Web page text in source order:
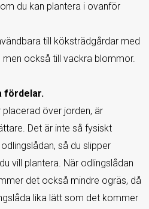
du kan plantera i ovanför
till köksträdgårdar med
också till vackra blommor.
fördelar.
över jorden, är
Det är inte så fysiskt
så du slipper
vill plantera. När odlingslådan
det också mindre ogräs, då
lika lätt som det kommer